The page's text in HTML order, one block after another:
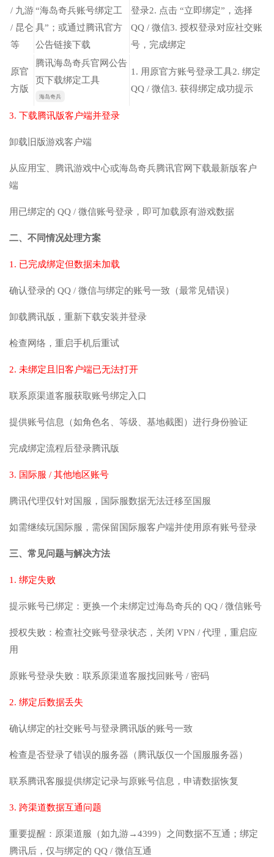
/ 九游
/ 昆仑
等
“海岛奇兵账号绑定工
具”；或通过腾讯官方
公告链接下载
登录2. 点击 “立即绑定”，选择
QQ / 微信3. 授权登录对应社交账
号，完成绑定
原官
方版
腾讯海岛奇兵官网公告
页下载绑定工具
海岛奇兵
1. 用原官方账号登录工具2. 绑定
QQ / 微信3. 获得绑定成功提示
3. 下载腾讯版客户端并登录
卸载旧版游戏客户端
从应用宝、腾讯游戏中心或海岛奇兵腾讯官网下载最新版客户
端
用已绑定的 QQ / 微信账号登录，即可加载原有游戏数据
二、不同情况处理方案
1. 已完成绑定但数据未加载
确认登录的 QQ / 微信与绑定的账号一致（最常见错误）
卸载腾讯版，重新下载安装并登录
检查网络，重启手机后重试
2. 未绑定且旧客户端已无法打开
联系原渠道客服获取账号绑定入口
提供账号信息（如角色名、等级、基地截图）进行身份验证
完成绑定流程后登录腾讯版
3. 国际服 / 其他地区账号
腾讯代理仅针对国服，国际服数据无法迁移至国服
如需继续玩国际服，需保留国际服客户端并使用原有账号登录
三、常见问题与解决方法
1. 绑定失败
提示账号已绑定：更换一个未绑定过海岛奇兵的 QQ / 微信账号
授权失败：检查社交账号登录状态，关闭 VPN / 代理，重启应
用
原账号登录失败：联系原渠道客服找回账号 / 密码
2. 绑定后数据丢失
确认绑定的社交账号与登录腾讯版的账号一致
检查是否登录了错误的服务器（腾讯版仅一个国服服务器）
联系腾讯客服提供绑定记录与原账号信息，申请数据恢复
3. 跨渠道数据互通问题
重要提醒：原渠道服（如九游→4399）之间数据不互通；绑定
腾讯后，仅与绑定的 QQ / 微信互通